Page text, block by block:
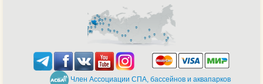
Член Ассоциации СПА, бассейнов и аквапарков